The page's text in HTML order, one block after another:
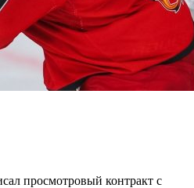
просмотровый контракт с